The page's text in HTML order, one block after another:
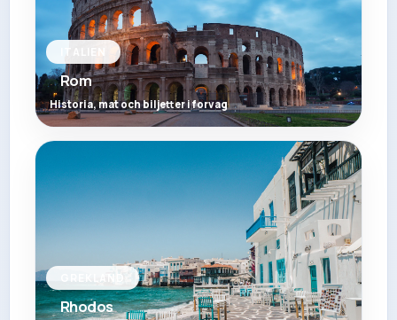
ITALIEN
Rom
Historia, mat och biljetter i forvag
GREKLAND
Rhodos